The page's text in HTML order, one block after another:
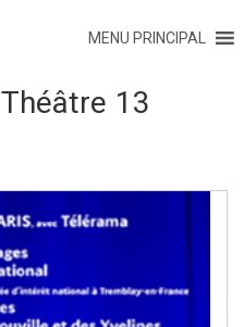
MENU PRINCIPAL
Théâtre 13